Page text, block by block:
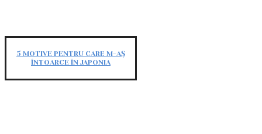
5 MOTIVE PENTRU CARE M-AȘ
ÎNTOARCE ÎN JAPONIA